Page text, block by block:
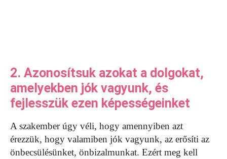
2. Azonosítsuk azokat a dolgokat,
amelyekben jók vagyunk, és
fejlesszük ezen képességeinket
A szakember úgy véli, hogy amennyiben azt
érezzük, hogy valamiben jók vagyunk, az erősíti az
önbecsülésünket, önbizalmunkat. Ezért meg kell